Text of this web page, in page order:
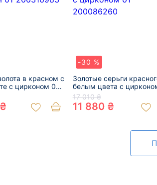
в красном с
с цирконом 01-
-30 %
Золотые серьги
белым цвета с
200086260
17 010 ₴
11 880 ₴